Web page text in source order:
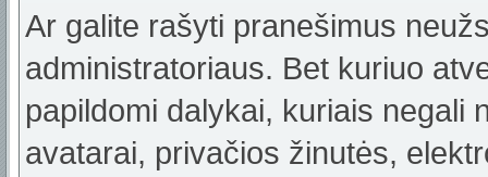
Ar galite rašyti pranešimus
administratoriaus. Bet kuriuo
papildomi dalykai, kuriais negali
avatarai, privačios žinutės,